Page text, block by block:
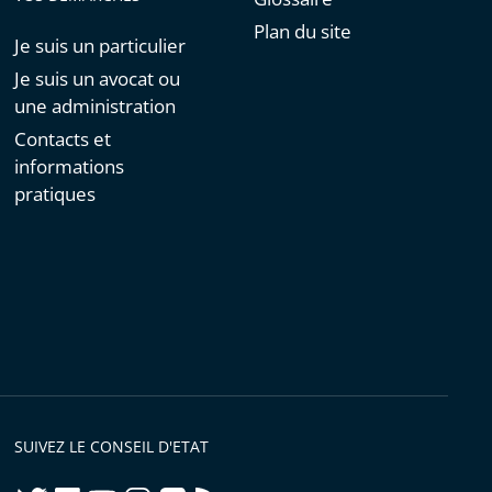
Je suis un particulier
Je suis un avocat ou
une administration
Contacts et
informations
pratiques
Plan du site
SUIVEZ LE CONSEIL D'ETAT